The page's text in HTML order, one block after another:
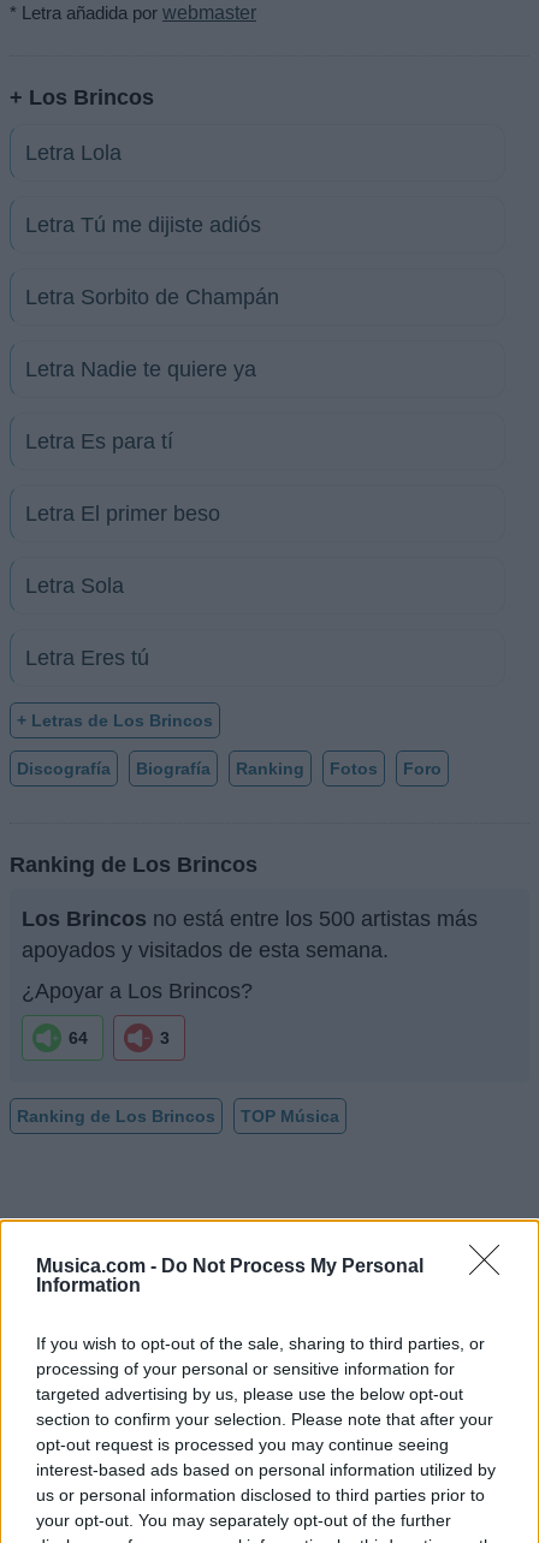
Musica.com - Do Not Process My Personal
Information
If you wish to opt-out of the sale, sharing to third parties, or
processing of your personal or sensitive information for
targeted advertising by us, please use the below opt-out
section to confirm your selection. Please note that after your
opt-out request is processed you may continue seeing
interest-based ads based on personal information utilized by
us or personal information disclosed to third parties prior to
your opt-out. You may separately opt-out of the further
* Letra añadida por webmaster
+ Los Brincos
Letra Lola
Letra Tú me dijiste adiós
Letra Sorbito de Champán
Letra Nadie te quiere ya
Letra Es para tí
Letra El primer beso
Letra Sola
Letra Eres tú
+ Letras de Los Brincos
Discografía Biografía Ranking Fotos Foro
Ranking de Los Brincos
Los Brincos no está entre los 500 artistas más
apoyados y visitados de esta semana.
¿Apoyar a Los Brincos?
64 3
Ranking de Los Brincos TOP Música